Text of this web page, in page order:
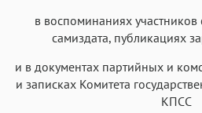
Аа Аа
в воспоминаниях
самиздата, публикациях
и в документах партийных и
и записках Комитета
КПСС